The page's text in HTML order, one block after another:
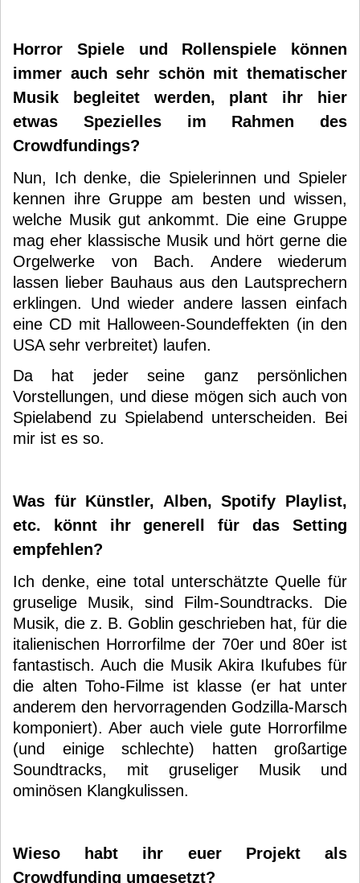
Horror Spiele und Rollenspiele können
immer auch sehr schön mit thematischer
Musik begleitet werden, plant ihr hier
etwas Spezielles im Rahmen des
Crowdfundings?
Nun, Ich denke, die Spielerinnen und Spieler
kennen ihre Gruppe am besten und wissen,
welche Musik gut ankommt. Die eine Gruppe
mag eher klassische Musik und hört gerne die
Orgelwerke von Bach. Andere wiederum
lassen lieber Bauhaus aus den Lautsprechern
erklingen. Und wieder andere lassen einfach
eine CD mit Halloween-Soundeffekten (in den
USA sehr verbreitet) laufen.
Da hat jeder seine ganz persönlichen
Vorstellungen, und diese mögen sich auch von
Spielabend zu Spielabend unterscheiden. Bei
mir ist es so.
Was für Künstler, Alben, Spotify Playlist,
etc. könnt ihr generell für das Setting
empfehlen?
Ich denke, eine total unterschätzte Quelle für
gruselige Musik, sind Film-Soundtracks. Die
Musik, die z. B. Goblin geschrieben hat, für die
italienischen Horrorfilme der 70er und 80er ist
fantastisch. Auch die Musik Akira Ikufubes für
die alten Toho-Filme ist klasse (er hat unter
anderem den hervorragenden Godzilla-Marsch
komponiert). Aber auch viele gute Horrorfilme
(und einige schlechte) hatten großartige
Soundtracks, mit gruseliger Musik und
ominösen Klangkulissen.
Wieso habt ihr euer Projekt als
Crowdfunding umgesetzt?